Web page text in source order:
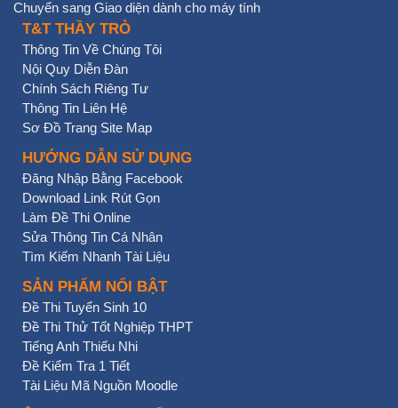
Chuyển sang Giao diện dành cho máy tính
T&T THẦY TRÒ
Thông Tin Về Chúng Tôi
Nội Quy Diễn Đàn
Chính Sách Riêng Tư
Thông Tin Liên Hệ
Sơ Đồ Trang Site Map
HƯỚNG DẪN SỬ DỤNG
Đăng Nhập Bằng Facebook
Download Link Rút Gọn
Làm Đề Thi Online
Sửa Thông Tin Cá Nhân
Tìm Kiếm Nhanh Tài Liệu
SẢN PHẨM NỔI BẬT
Đề Thi Tuyển Sinh 10
Đề Thi Thử Tốt Nghiệp THPT
Tiếng Anh Thiếu Nhi
Đề Kiểm Tra 1 Tiết
Tài Liệu Mã Nguồn Moodle